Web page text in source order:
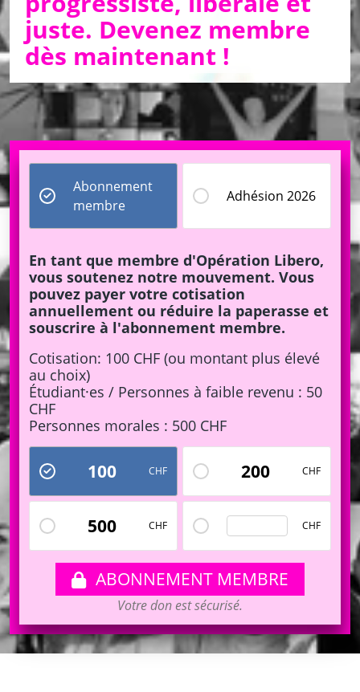
juste. Devenez membre
dès maintenant !
Purpose
Abonnement
membre
Adhésion 2026
En tant que membre d'Opération Libero,
vous soutenez notre mouvement. Vous
pouvez payer votre cotisation
annuellement ou réduire la paperasse et
souscrire à l'abonnement membre.
Cotisation: 100 CHF (ou montant plus élevé
au choix)
Étudiant·es / Personnes à faible revenu : 50
CHF
Personnes morales : 500 CHF
CHF
100 CHF
200
CHF
500 CHF
Personnalisé
ABONNEMENT MEMBRE
Votre don est sécurisé.